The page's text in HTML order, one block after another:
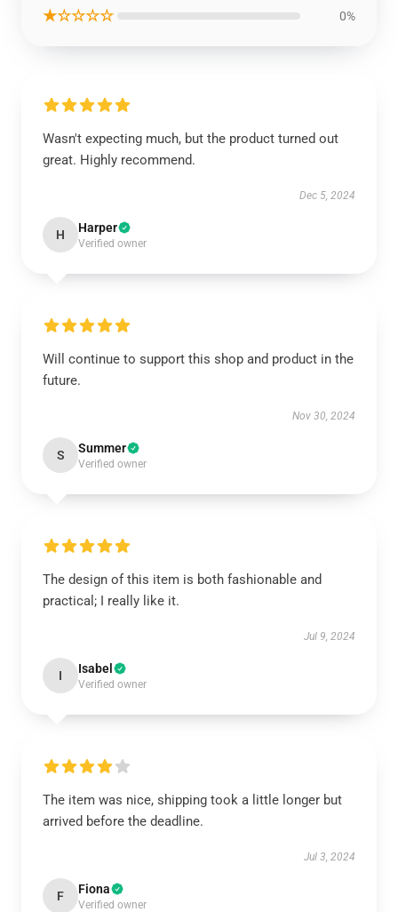
★☆☆☆☆ 0%
Wasn't expecting much, but the product turned out
great. Highly recommend.
Dec 5, 2024
H Harper
Verified owner
Will continue to support this shop and product in the
future.
Nov 30, 2024
S Summer
Verified owner
The design of this item is both fashionable and
practical; I really like it.
Jul 9, 2024
I Isabel
Verified owner
The item was nice, shipping took a little longer but
arrived before the deadline.
Jul 3, 2024
F Fiona
Verified owner